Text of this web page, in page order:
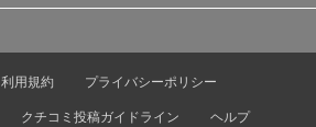
利用規約
プライバシーポリシー
クチコミ投稿ガイドライン
ヘルプ